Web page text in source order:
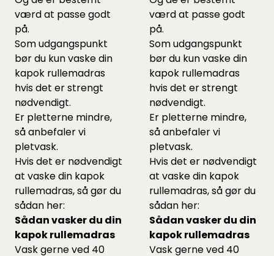
værd at passe godt
på.
Som udgangspunkt
bør du kun vaske din
kapok rullemadras
hvis det er strengt
nødvendigt.
Er pletterne mindre,
så anbefaler vi
pletvask.
Hvis det er nødvendigt
at vaske din kapok
rullemadras, så gør du
sådan her:
Sådan vasker du din
kapok rullemadras
Vask gerne ved 40
værd at passe godt
på.
Som udgangspunkt
bør du kun vaske din
kapok rullemadras
hvis det er strengt
nødvendigt.
Er pletterne mindre,
så anbefaler vi
pletvask.
Hvis det er nødvendigt
at vaske din kapok
rullemadras, så gør du
sådan her:
Sådan vasker du din
kapok rullemadras
Vask gerne ved 40